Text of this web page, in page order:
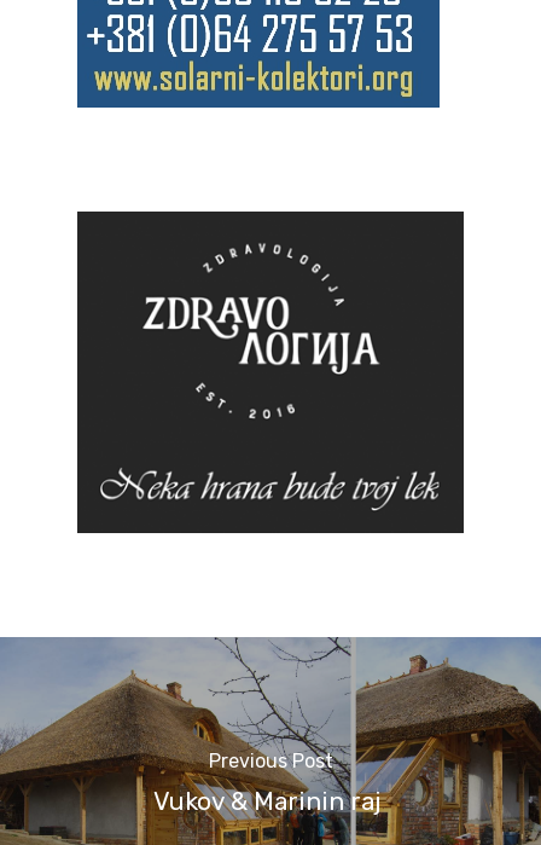
Previous Post
Vukov & Marinin raj